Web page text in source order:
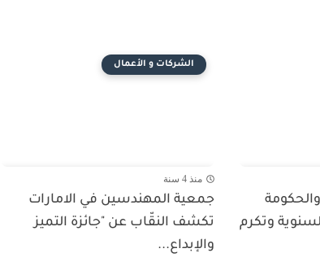
وتكرم
الشركات و الأعمال
منذ 4 سنة
جمعية المهندسين في الامارات
تكشف النقّاب عن "جائزة التميز
والإبداع...